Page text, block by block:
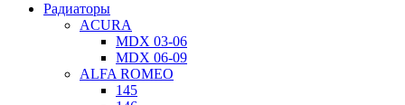
Радиаторы
ACURA
MDX 03-06
MDX 06-09
ALFA ROMEO
145